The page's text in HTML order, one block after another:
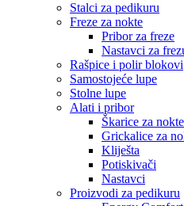
Stalci za pedikuru
Freze za nokte
Pribor za freze
Nastavci za
Rašpice i polir blokovi
Samostojeće lupe
Stolne lupe
Alati i pribor
Škarice za nokte
Grickalice za
Kliješta
Potiskivači
Nastavci
Proizvodi za pedikuru